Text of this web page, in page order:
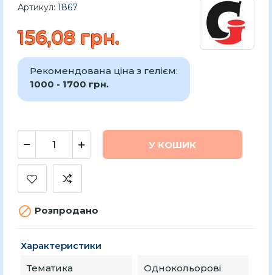
Артикул: 1867
156,08 грн.
Рекомендована ціна з гелієм:
1000 - 1700 грн.
У КОШИК
 Розпродано
Характеристики
Тематика
Однокольорові